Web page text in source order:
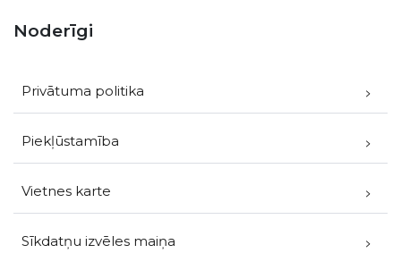
Noderīgi
Privātuma politika
Piekļūstamība
Vietnes karte
Sīkdatņu izvēles maiņa